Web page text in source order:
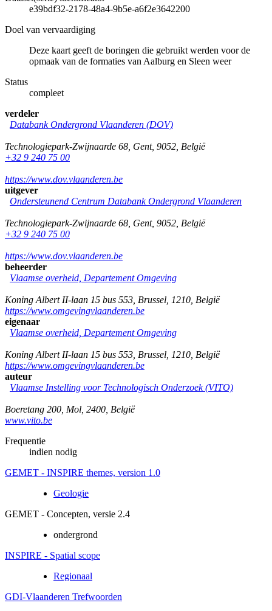
e39bdf32-2178-48a4-9b5e-a6f2e3642200
Doel van vervaardiging
Deze kaart geeft de boringen die gebruikt werden voor de
opmaak van de formaties van Aalburg en Sleen weer
Status
compleet
verdeler
Databank Ondergrond Vlaanderen (DOV)
Technologiepark-Zwijnaarde 68 Gent, 9052 België
+32 9 240 75 00
https://www.dov.vlaanderen.be
uitgever
Ondersteunend Centrum Databank Ondergrond Vlaanderen
Technologiepark-Zwijnaarde 68 Gent, 9052 België
+32 9 240 75 00
https://www.dov.vlaanderen.be
beheerder
Vlaamse overheid, Departement Omgeving
Koning Albert II-laan 15 bus 553 Brussel 1210 België
https://www.omgevingvlaanderen.be
eigenaar
Vlaamse overheid, Departement Omgeving
Koning Albert II-laan 15 bus 553 Brussel 1210 België
https://www.omgevingvlaanderen.be
auteur
Vlaamse Instelling voor Technologisch Onderzoek (VITO)
Boeretang 200 Mol 2400 België
www.vito.be
Frequentie
indien nodig
GEMET - INSPIRE themes, version 1.0
Geologie
GEMET - Concepten, versie 2.4
ondergrond
INSPIRE - Spatial scope
Regionaal
GDI-Vlaanderen Trefwoorden